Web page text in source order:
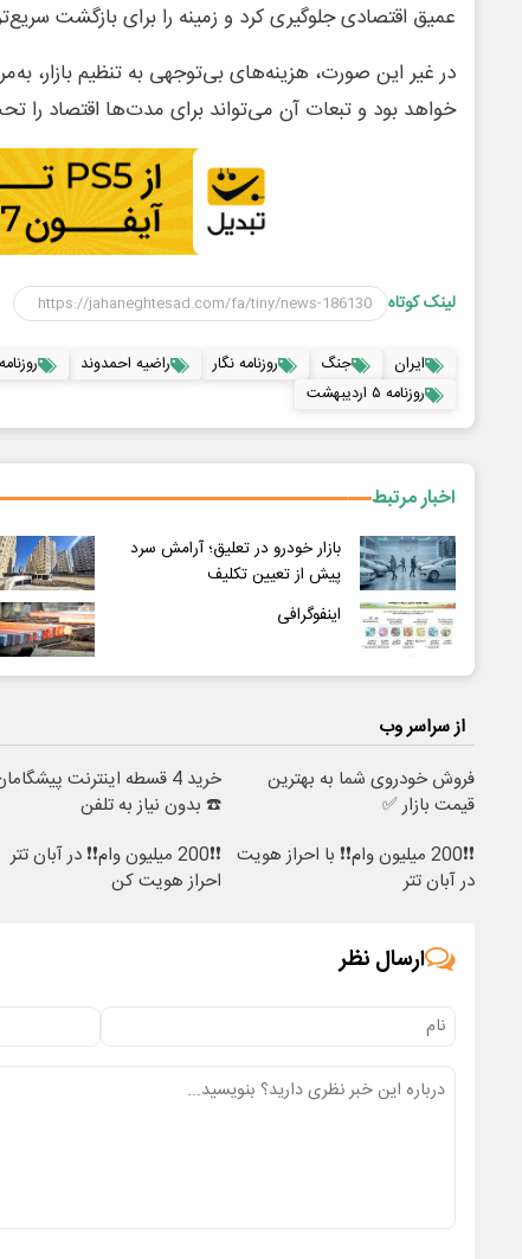
عمیق اقتصادی جلوگیری کرد و زمینه را برای بازگشت
در غیر این صورت، هزینه‌های بی‌توجهی به تنظیم بازار،
خواهد بود و تبعات آن می‌تواند برای مدت‌ها اقتصاد را
لینک کوتاه
ایران جنگ روزنامه نگار راضیه احمدوند
روزنامه ۵ اردیبهشت
اخبار مرتبط
بازار خودرو در تعلیق؛ آرامش سرد
پیش از تعیین تکلیف
اینفوگرافی
از سراسر وب
فروش خودروی شما به بهترین
قیمت بازار ✅
خرید 4 قسطه اینترنت
☎️ بدون نیاز به تلفن
❗❗200 میلیون وام❗❗ با احراز هویت
در آبان تتر
❗❗200 میلیون وام❗❗ در آبان تتر
احراز هویت کن
ارسال نظر